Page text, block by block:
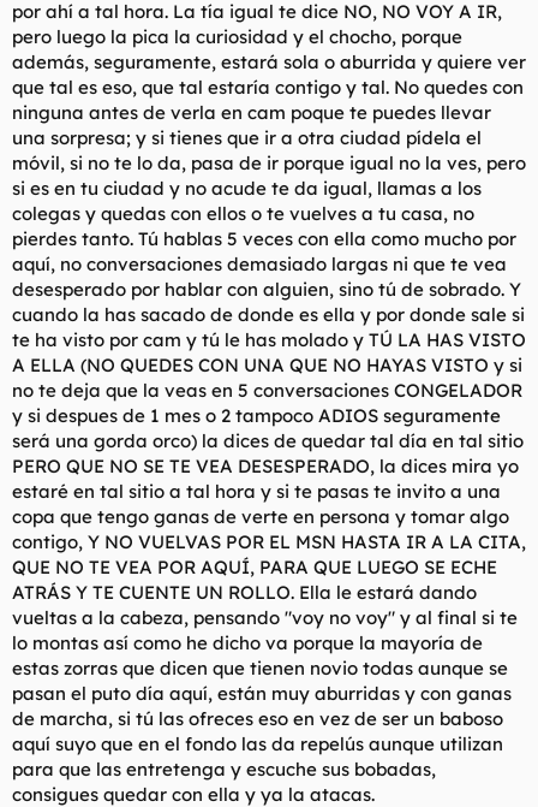
por ahí a tal hora. La tía igual te dice NO, NO VOY A IR,
pero luego la pica la curiosidad y el chocho, porque
además, seguramente, estará sola o aburrida y quiere ver
que tal es eso, que tal estaría contigo y tal. No quedes con
ninguna antes de verla en cam poque te puedes llevar
una sorpresa; y si tienes que ir a otra ciudad pídela el
móvil, si no te lo da, pasa de ir porque igual no la ves, pero
si es en tu ciudad y no acude te da igual, llamas a los
colegas y quedas con ellos o te vuelves a tu casa, no
pierdes tanto. Tú hablas 5 veces con ella como mucho por
aquí, no conversaciones demasiado largas ni que te vea
desesperado por hablar con alguien, sino tú de sobrado. Y
cuando la has sacado de donde es ella y por donde sale si
te ha visto por cam y tú le has molado y TÚ LA HAS VISTO
A ELLA (NO QUEDES CON UNA QUE NO HAYAS VISTO y si
no te deja que la veas en 5 conversaciones CONGELADOR
y si despues de 1 mes o 2 tampoco ADIOS seguramente
será una gorda orco) la dices de quedar tal día en tal sitio
PERO QUE NO SE TE VEA DESESPERADO, la dices mira yo
estaré en tal sitio a tal hora y si te pasas te invito a una
copa que tengo ganas de verte en persona y tomar algo
contigo, Y NO VUELVAS POR EL MSN HASTA IR A LA CITA,
QUE NO TE VEA POR AQUÍ, PARA QUE LUEGO SE ECHE
ATRÁS Y TE CUENTE UN ROLLO. Ella le estará dando
vueltas a la cabeza, pensando "voy no voy" y al final si te
lo montas así como he dicho va porque la mayoría de
estas zorras que dicen que tienen novio todas aunque se
pasan el puto día aquí, están muy aburridas y con ganas
de marcha, si tú las ofreces eso en vez de ser un baboso
aquí suyo que en el fondo las da repelús aunque utilizan
para que las entretenga y escuche sus bobadas,
consigues quedar con ella y ya la atacas.